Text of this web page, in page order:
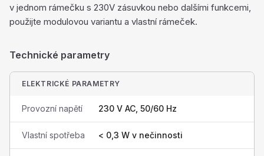
v jednom rámečku s 230V zásuvkou nebo dalšími funkcemi,
použijte modulovou variantu a vlastní rámeček.
Technické parametry
ELEKTRICKÉ PARAMETRY
Provozní napětí 230 V AC, 50/60 Hz
Vlastní spotřeba < 0,3 W v nečinnosti